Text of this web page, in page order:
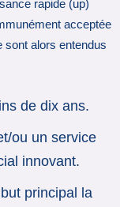
rapide (up)
acceptée
sont alors entendus
de dix ans.
ou un service
innovant.
principal la